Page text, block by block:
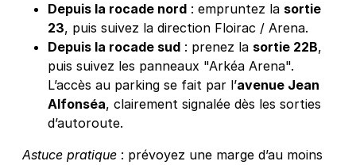
Depuis la rocade nord : empruntez la sortie
23, puis suivez la direction Floirac / Arena.
Depuis la rocade sud : prenez la sortie 22B,
puis suivez les panneaux "Arkéa Arena".
L’accès au parking se fait par l’avenue Jean
Alfonséa, clairement signalée dès les sorties
d’autoroute.
Astuce pratique : prévoyez une marge d’au moins